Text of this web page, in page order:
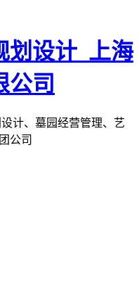
计、墓园经营管理、艺
公司